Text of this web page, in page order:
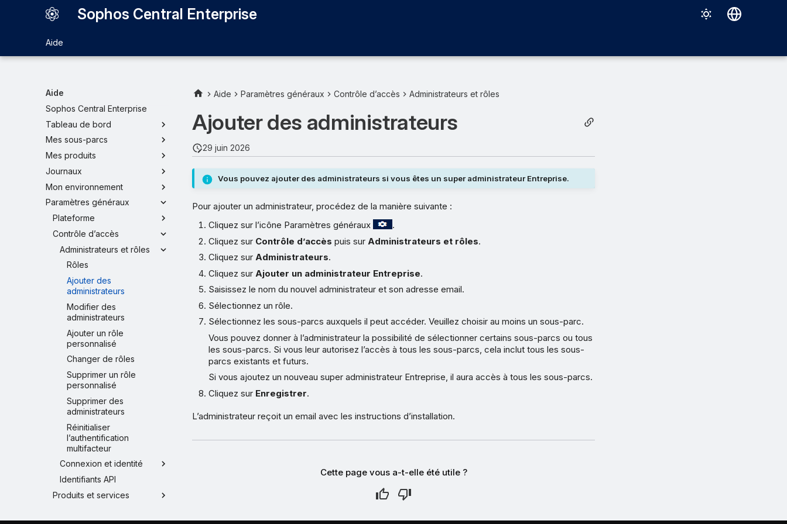
Sophos Central Enterprise
Aide
Aide
Sophos Central Enterprise
Tableau de bord
Mes sous-parcs
Mes produits
Journaux
Mon environnement
Paramètres généraux
Plateforme
Contrôle d’accès
Administrateurs et rôles
Rôles
Ajouter des
administrateurs
Modifier des
administrateurs
Ajouter un rôle
personnalisé
Changer de rôles
Supprimer un rôle
personnalisé
Supprimer des
administrateurs
Réinitialiser
l’authentification
multifacteur
Connexion et identité
Identifiants API
Produits et services
Aide Paramètres généraux Contrôle d’accès Administrateurs et rôles
Ajouter des administrateurs
29 juin 2026
Vous pouvez ajouter des administrateurs si vous êtes un super administrateur Entreprise.
Pour ajouter un administrateur, procédez de la manière suivante :
Cliquez sur l’icône Paramètres généraux
.
Cliquez sur Contrôle d’accès puis sur Administrateurs et rôles.
Cliquez surAdministrateurs.
Cliquez sur Ajouter un administrateur Entreprise.
Saisissez le nom du nouvel administrateur et son adresse email.
Sélectionnez un rôle.
Sélectionnez les sous-parcs auxquels il peut accéder. Veuillez choisir au moins un sous-parc.
Vous pouvez donner à l’administrateur la possibilité de sélectionner certains sous-parcs ou tous
les sous-parcs. Si vous leur autorisez l’accès à tous les sous-parcs, cela inclut tous les sous-
parcs existants et futurs.
Si vous ajoutez un nouveau super administrateur Entreprise, il aura accès à tous les sous-parcs.
Cliquez sur Enregistrer.
L’administrateur reçoit un email avec les instructions d’installation.
Cette page vous a-t-elle été utile ?